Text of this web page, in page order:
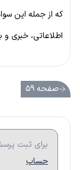
که از جمله این
اطلاعاتی، خبری و
صفحه ۵۹
برای ثبت
حساب